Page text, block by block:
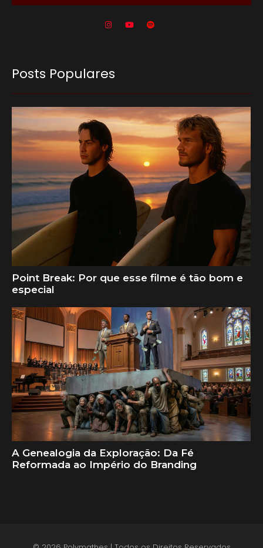
Posts Populares
Point Break: Por que esse filme é tão bom e
especial
A Genealogia da Exploração: Da Fé
Reformada ao Império do Branding